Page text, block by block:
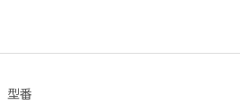
型番